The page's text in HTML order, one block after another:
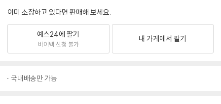
이미 소장하고 있다면 판매해 보세요.
예스24에 팔기
바이백 신청 불가
내 가게에서 팔기
국내배송만 가능